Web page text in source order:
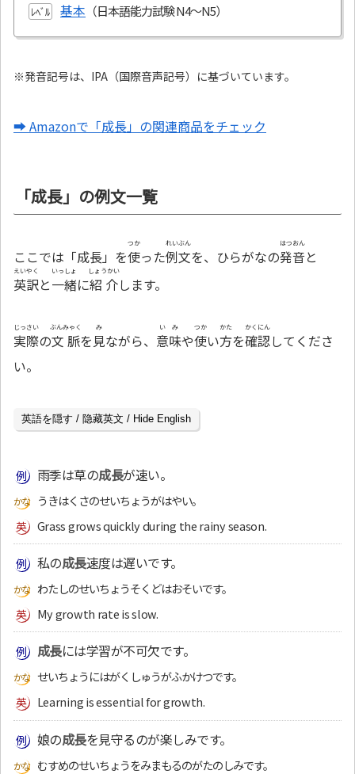
ﾚﾍﾞﾙ 基本
※発音記号は、IPA（国際音声記号）に基づいています。
➡ Amazonで「成長」の関連商品をチェック
「成長」の例文一覧
ここでは「成長」を使
つか
った例文
れいぶん
を、ひらがなの発音
はつおん
と
英訳
えいやく
と一緒
いっしょ
に紹介
しょうかい
します。
実際
じっさい
の文脈
ぶんみゃく
を見
み
ながら、 意味
いみ
や使
つか
い方
かた
を確認
かくにん
してくださ
い。
英語を隠す / 隐藏英文 / Hide English
雨季は草の成長が速い。
うきはくさのせいちょうがはやい。
Grass grows quickly during the rainy season.
私の成長速度は遅いです。
わたしのせいちょうそくどはおそいです。
My growth rate is slow.
成長には学習が不可欠です。
せいちょうにはがくしゅうがふかけつです。
Learning is essential for growth.
娘の成長を見守るのが楽しみです。
むすめのせいちょうをみまもるのがたのしみです。